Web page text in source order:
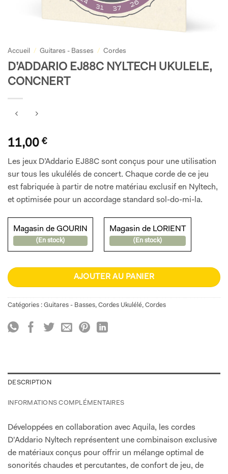
Accueil / Guitares - Basses / Cordes
D’ADDARIO EJ88C NYLTECH UKULELE,
CONCNERT
11,00 €
Les jeux D’Addario EJ88C sont conçus pour une utilisation
sur tous les ukulélés de concert. Chaque corde de ce jeu
est fabriquée à partir de notre matériau exclusif en Nyltech,
et optimisée pour un accordage standard sol-do-mi-la.
Magasin de GOURIN
(En stock)
Magasin de LORIENT
(En stock)
AJOUTER AU PANIER
Catégories : Guitares - Basses, Cordes Ukulélé, Cordes
DESCRIPTION
INFORMATIONS COMPLÉMENTAIRES
Développées en collaboration avec Aquila, les cordes
D'Addario Nyltech représentent une combinaison exclusive
de matériaux conçus pour offrir un mélange optimal de
sonorités chaudes et percutantes, de confort de jeu, de